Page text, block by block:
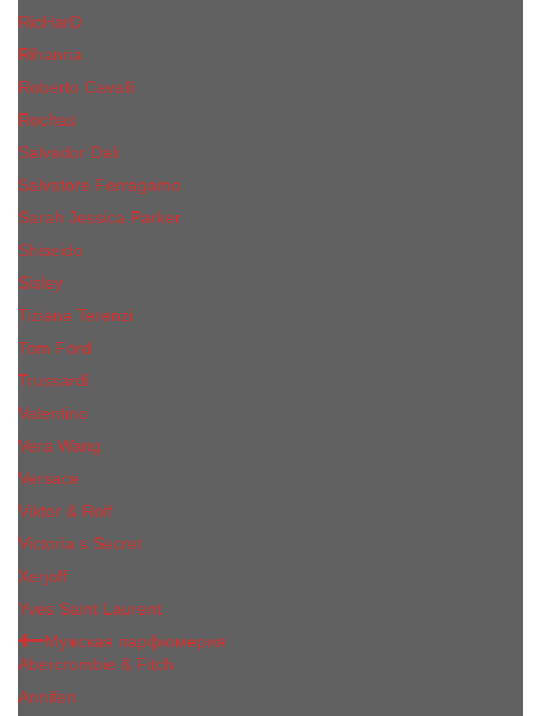
RicHarD
Rihanna
Roberto Cavalli
Rochas
Salvador Dali
Salvatore Ferragamo
Sarah Jessica Parker
Shiseido
Sisley
Tiziana Terenzi
Tom Ford
Trussardi
Valentino
Vera Wang
Versace
Viktor & Rolf
Victoria s Secret
Xerjoff
Yves Saint Laurent
Мужская парфюмерия
Abercrombie & Fitch
Annifen